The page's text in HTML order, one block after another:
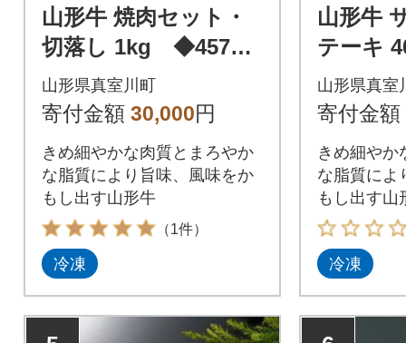
山形牛 焼肉セット・
切落し 1kg ◆45737
22
山形県真室川町
寄付金額 30,000円
きめ細やかな肉質とまろやか
な脂質により旨味、風味をか
もし出す山形牛
（1件）
冷凍
山形牛
テーキ
枚)
山形県真室
寄付金額
きめ細やか
な脂質によ
もし出す山
冷凍